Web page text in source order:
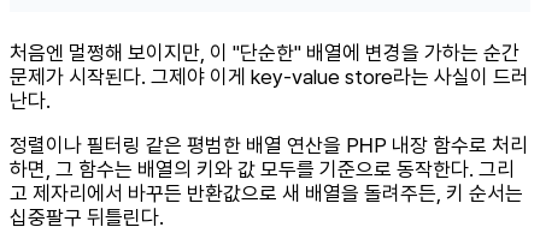
처음엔 멀쩡해 보이지만, 이 "단순한" 배열에 변경을 가하는 순간
문제가 시작된다. 그제야 이게 key-value store라는 사실이 드러
난다.
정렬이나 필터링 같은 평범한 배열 연산을 PHP 내장 함수로 처리
하면, 그 함수는 배열의 키와 값 모두를 기준으로 동작한다. 그리
고 제자리에서 바꾸든 반환값으로 새 배열을 돌려주든, 키 순서는
십중팔구 뒤틀린다.